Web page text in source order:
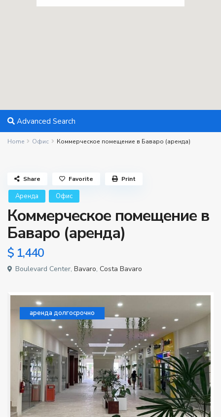
Advanced Search
Home Офис Коммерческое помещение в Баваро (аренда)
Aренда Офис
Коммерческое помещение в
Баваро (аренда)
$ 1,440
Boulevard Center, Bavaro, Costa Bavaro
Share Favorite Print
аренда долгосрочно